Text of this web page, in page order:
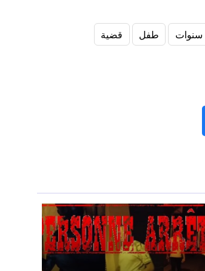
سنوات طفل قضية